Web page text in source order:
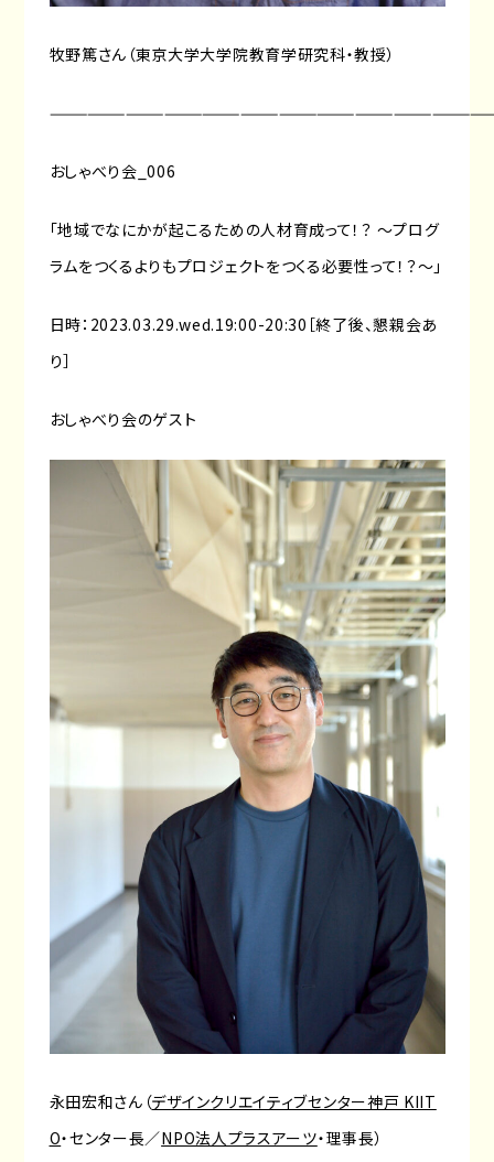
牧野篤さん（東京大学大学院教育学研究科・教授）
おしゃべり会_006
「地域でなにかが起こるための人材育成って！？ 〜プログ
ラムをつくるよりもプロジェクトをつくる必要性って！？〜」
日時：2023.03.29.wed.19:00-20:30［終了後、懇親会あ
り］
おしゃべり会のゲスト
永田宏和さん（デザインクリエイティブセンター神戸 KIIT
O・センター長／NPO法人プラスアーツ・理事長）